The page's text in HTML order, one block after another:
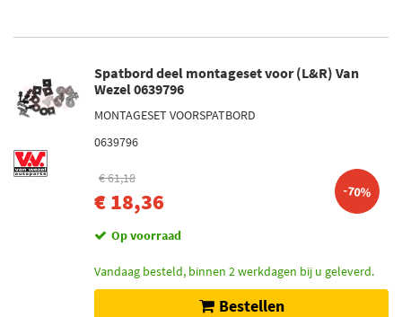
Spatbord deel montageset voor (L&R) Van
Wezel 0639796
MONTAGESET VOORSPATBORD
0639796
€ 61,18
€ 18,36 -70%
Op voorraad
Vandaag besteld, binnen 2 werkdagen bij u geleverd.
Bestellen